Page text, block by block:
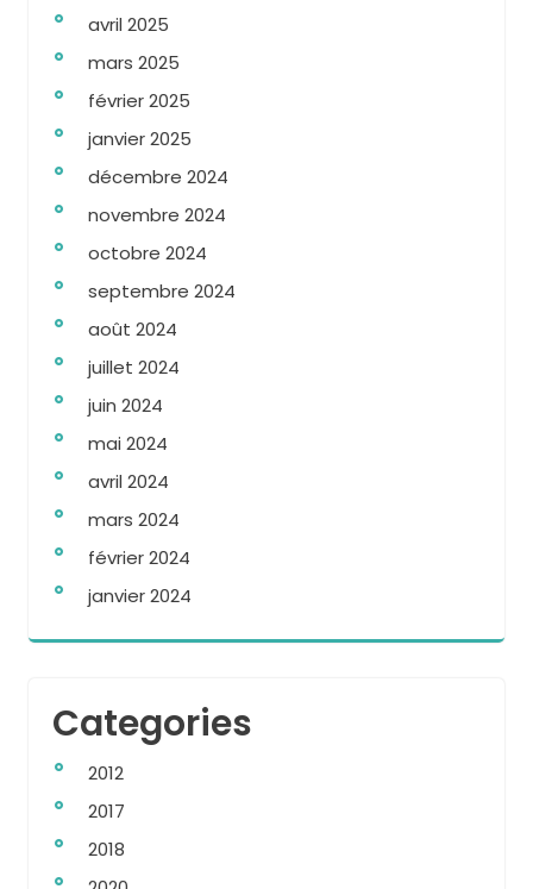
avril 2025
mars 2025
février 2025
janvier 2025
décembre 2024
novembre 2024
octobre 2024
septembre 2024
août 2024
juillet 2024
juin 2024
mai 2024
avril 2024
mars 2024
février 2024
janvier 2024
Categories
2012
2017
2018